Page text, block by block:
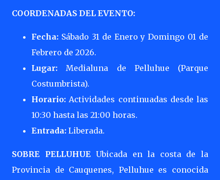
COORDENADAS DEL EVENTO:
Fecha: Sábado 31 de Enero y Domingo 01 de
Febrero de 2026.
Lugar: Medialuna de Pelluhue (Parque
Costumbrista).
Horario: Actividades continuadas desde las
10:30 hasta las 21:00 horas.
Entrada: Liberada.
SOBRE PELLUHUEUbicada en la costa de la
Provincia de Cauquenes, Pelluhue es conocida